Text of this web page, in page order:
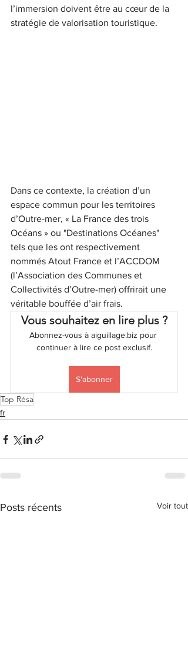
l’immersion doivent être au cœur de la
stratégie de valorisation touristique.
Dans ce contexte, la création d’un
espace commun pour les territoires
d’Outre-mer, « La France des trois
Océans » ou "Destinations Océanes"
tels que les ont respectivement
nommés Atout France et l’ACCDOM
(l’Association des Communes et
Collectivités d’Outre-mer) offrirait une
véritable bouffée d’air frais.
Vous souhaitez en lire plus ?
Abonnez-vous à aiguillage.biz pour
continuer à lire ce post exclusif.
S'abonner
Top Résa
fr
Posts récents Voir tout